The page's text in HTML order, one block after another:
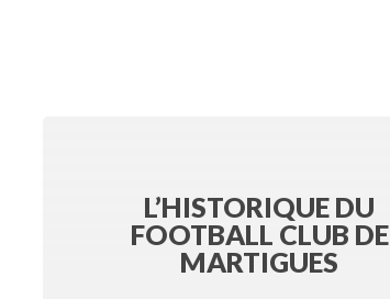
L’HISTORIQUE DU
FOOTBALL CLUB DE
MARTIGUES